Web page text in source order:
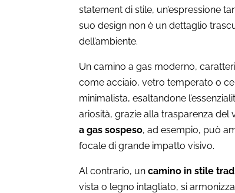
statement di stile, un’espressione
suo design non è un dettaglio
dell’ambiente.
Un camino a gas moderno,
come acciaio, vetro temperato o
minimalista, esaltandone
ariosità, grazie alla trasparenza
a gas sospeso, ad esempio, può
focale di grande impatto visivo.
Al contrario, uncamino in stile
vista o legno intagliato, si